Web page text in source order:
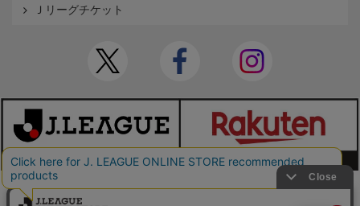
Ｊリーグチケット